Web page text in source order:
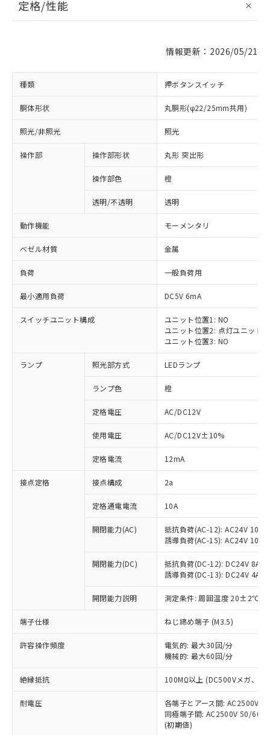
定格/性能
情報更新：2026/05/21
種類 押ボタンスイッチ
胴体形状 丸胴形(φ22/25mm共用)
照光/非照光 照光
操作部 操作部形状 丸形 突出形
操作部色 橙
透明/不透明 透明
動作機能 モーメンタリ
ベゼル材質 金属
負荷 一般負荷用
最小適用負荷 DC5V 6mA
スイッチユニット構成
ユニット位置1: NO
ユニット位置2: 点灯ユニット
ユニット位置3: NO
ランプ 照光部方式 LEDランプ
ランプ色 橙
定格電圧 AC/DC12V
使用電圧 AC/DC12V±10%
定格電流 12mA
接点定格 接点構成 2a
定格通電電流 10A
開閉能力(AC)
抵抗負荷(AC-12): AC24V 10A/
誘導負荷(AC-15): AC24V
開閉能力(DC)
抵抗負荷(DC-12): DC24V 8A/
誘導負荷(DC-13): DC24V 4A/
開閉能力説明 測定条件: 周囲温度 20±2℃、
端子仕様 ねじ締め端子 (M3.5)
許容操作頻度
電気的: 最大30回/分
機械的: 最大60回/分
絶縁抵抗 100MΩ以上 (DC500Vメガ、点
耐電圧
各端子とアース間: AC2500V
同極端子間: AC2500V 50/
(初期値)
ご利用条件
以下の条件をお読みいただき、同意のうえ
ご利用ください。
本サービスは、当社制御機器事業取扱
商品の当社在庫状況および標準価格
(税抜)を提供させていただくもので
当社制御機器事業取扱商品の中には、
本サービスの対象外となる商品もある
ことをご了承ください。
在庫状況および標準価格照会結果は、
記載している更新日時点での社内デー
タに基づき作成されるものであり、閲
覧された時点での実際の在庫および標
準価格とは異なる場合があることをご
※1 対応状況
対応済み：EU RoHS指令（10物質）の
非含有に対応した製品が提供可能な商品で
す。
対応予定：EU RoHS指令（10物質）の非含
有に対応した製品に切り替える予定のある
対応予定なし：EU RoHS指令（10物質）の
非含有に非対応の商品で、対応品を出す予
定はありません。
調査・確認中：EU RoHS指令（10物質）の
非含有の対応状況を調査中または確認中の
非該当品：ライセンス料など無形物で、有
害物質有無と関係のない商品です。
仕入先様の事情により、非含有部品として
いたものが、含有品と判明した場合などや
むを得ず変更することがあります。
六価クロム(Cr(Ⅵ)) 1000ppm以下、ポリ臭化ビフェニル
類(PBB) 1000ppm以下、ポリ臭化ジフェニルエーテル類
「○」：最大均質材料含有率が中国RoHSの
基準値以下であることを示します。
「×」：最大均質材料含有率が中国RoHSの
基準値を超えていることを示します。
「－」：未確認です。当社販売部門へお問
*中国RoHS10物質の基準値 (GB/T26572)：
Pb(鉛) :1000ppm、 Hg(水銀) : 1000ppm、 Cd(カドミウ
Cr(Ⅵ)(六価クロム) : 1000ppm、 PBBs(ポリ臭化ビフェ
当社は、これら貴社製品のうち、外国
為替および外国貿易法に定める商品
（以下｢規制貨物等」という）を輸出
または国外への提供する場合は、日本
国政府の輸出許可(または役務取引許
可)を取得するなどの必要な手続きを